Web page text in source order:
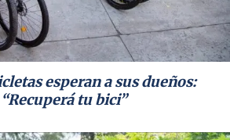
esperan a sus dueños:
tu bici”